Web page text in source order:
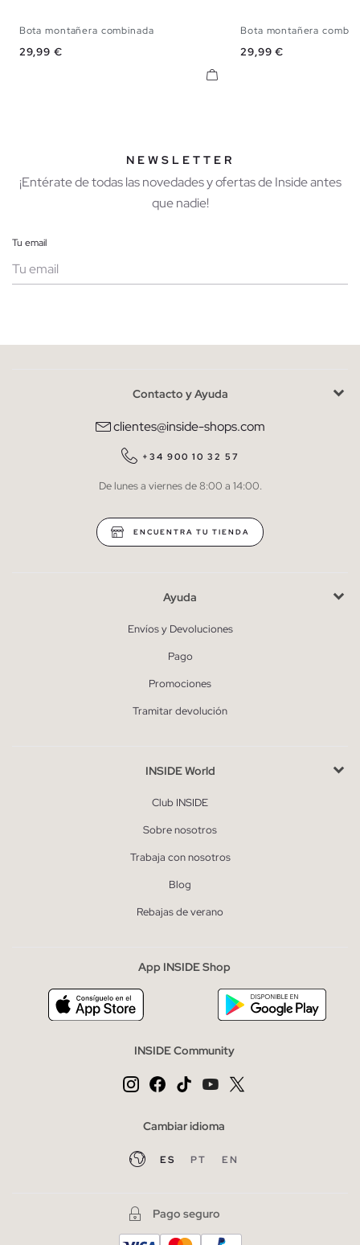
Bota montañera combinada
Precio
29,99 €
Bota montañera
Precio
29,99 €
NEWSLETTER
¡Entérate de todas las novedades y ofertas de Inside antes
que nadie!
Tu email
He leído y entiendo lapolítica de privacidad
QUIERO SUSCRIBIRME
* Puedes cancelar la suscripción en cualquier momento.
Contacto y Ayuda
clientes@inside-shops.com
+34 900 10 32 57
De lunes a viernes de 8:00 a 14:00.
ENCUENTRA TU TIENDA
Ayuda
Envíos y Devoluciones
Pago
Promociones
Tramitar devolución
INSIDE World
Club INSIDE
Sobre nosotros
Trabaja con nosotros
Blog
Rebajas de verano
App INSIDE Shop
INSIDE Community
Cambiar idioma
ES PT EN
Pago seguro